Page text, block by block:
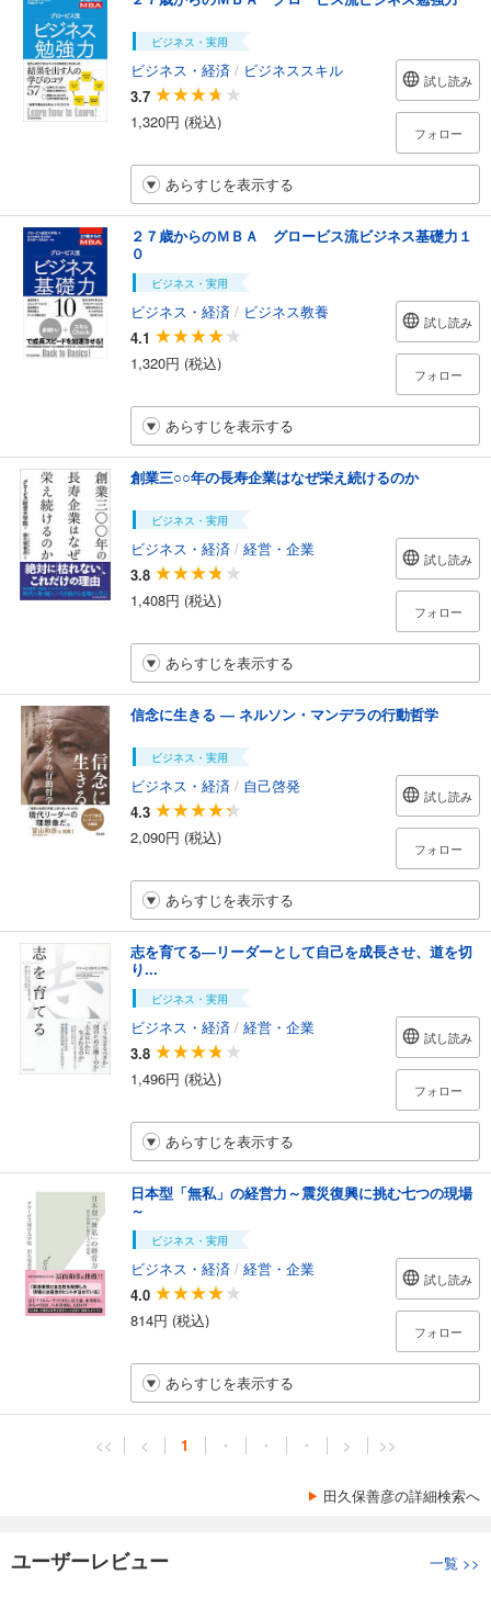
ビジネス・実用
ビジネス・経済 / ビジネススキル
3.7
1,320円 (税込)
試し読み
フォロー
あらすじを表示する
２７歳からのＭＢＡ グロービス流ビジネス基礎力１
０
ビジネス・実用
ビジネス・経済 / ビジネス教養
4.1
1,320円 (税込)
試し読み
フォロー
あらすじを表示する
創業三○○年の長寿企業はなぜ栄え続けるのか
ビジネス・実用
ビジネス・経済 / 経営・企業
3.8
1,408円 (税込)
試し読み
フォロー
あらすじを表示する
信念に生きる ― ネルソン・マンデラの行動哲学
ビジネス・実用
ビジネス・経済 / 自己啓発
4.3
2,090円 (税込)
試し読み
フォロー
あらすじを表示する
志を育てる―リーダーとして自己を成長させ、道を切
り...
ビジネス・実用
ビジネス・経済 / 経営・企業
3.8
1,496円 (税込)
試し読み
フォロー
あらすじを表示する
日本型「無私」の経営力～震災復興に挑む七つの現場
～
ビジネス・実用
ビジネス・経済 / 経営・企業
4.0
814円 (税込)
試し読み
フォロー
あらすじを表示する
<< < 1 ・ ・ ・ > >>
田久保善彦の詳細検索へ
ユーザーレビュー 一覧 >>